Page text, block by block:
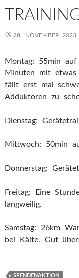
28. NOVEMBER 2023
Montag: 55min
Minuten mit etwas
fällt erst mal
Adduktoren zu
Dienstag:
Mittwoch: 50min
Donnerstag:
Freitag: Eine
langweilig.
Samstag: 26km
bei Kälte. Gut
SPENDENAKTION